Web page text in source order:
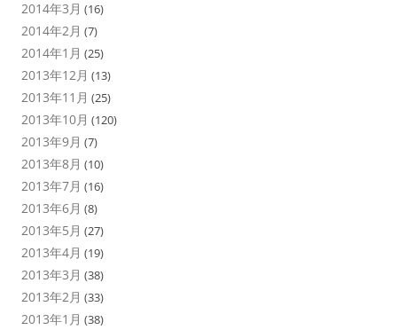
2014年3月 (16)
2014年2月 (7)
2014年1月 (25)
2013年12月 (13)
2013年11月 (25)
2013年10月 (120)
2013年9月 (7)
2013年8月 (10)
2013年7月 (16)
2013年6月 (8)
2013年5月 (27)
2013年4月 (19)
2013年3月 (38)
2013年2月 (33)
2013年1月 (38)